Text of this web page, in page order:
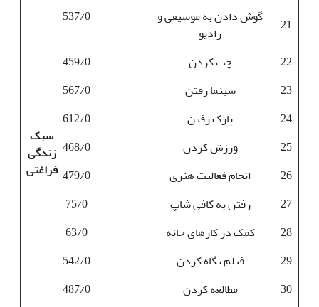
21
گوش دادن به موسیقی و
رادیو
537/0
سبک
زندگی
فراغتی
22 چت کردن
459/0
23
سینما رفتن
567/0
24
پارک رفتن
612/0
25
ورزش کردن
468/0
26
انجام فعالیت هنری
479/0
27
رفتن به کافی شاپ
75/0
28
کمک در کارهای خانه
63/0
29
فیلم نگاه کردن
542/0
30
مطالعه کردن
487/0